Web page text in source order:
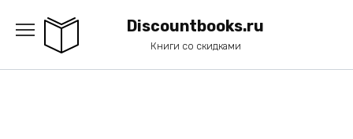
содержанию
Discountbooks.ru
Книги со скидками